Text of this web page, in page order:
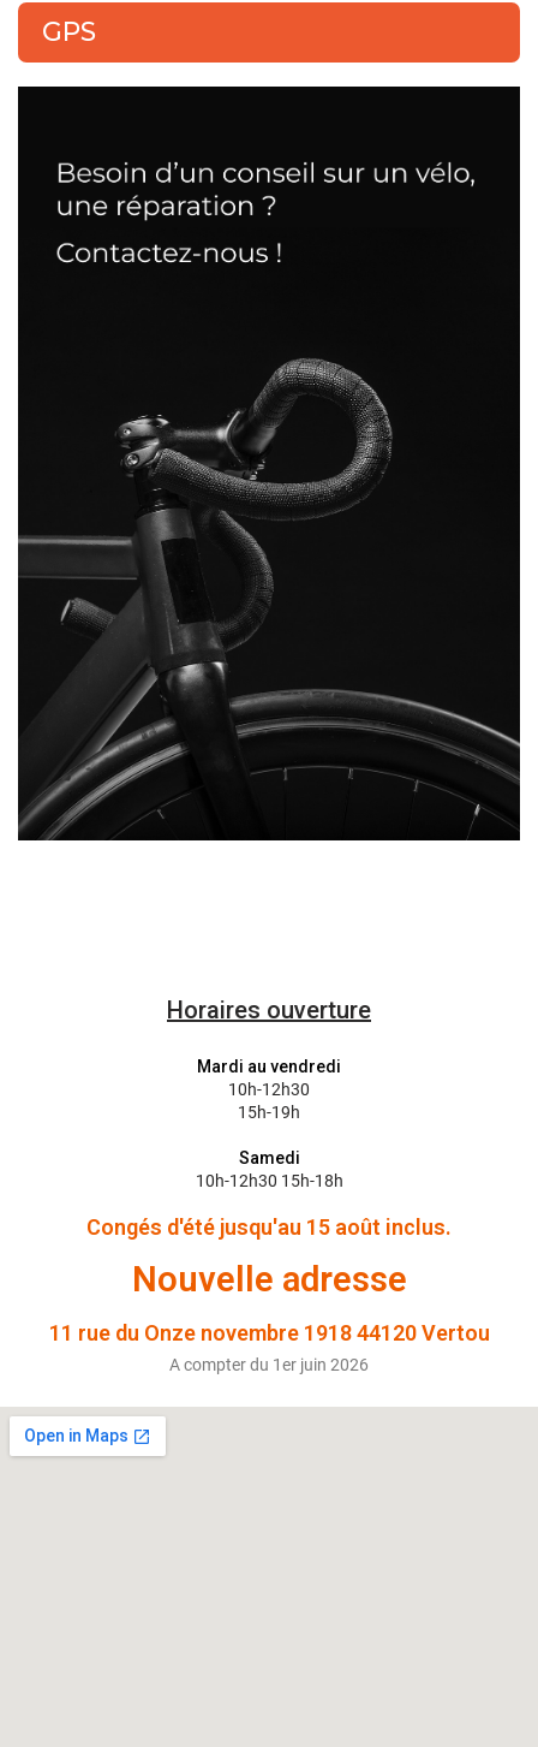
GPS
Horaires ouverture
Mardi au vendredi
10h-12h30
15h-19h
Samedi
10h-12h30 15h-18h
Congés d'été jusqu'au 15 août inclus.
Nouvelle adresse
11 rue du Onze novembre 1918 44120 Vertou
A compter du 1er juin 2026